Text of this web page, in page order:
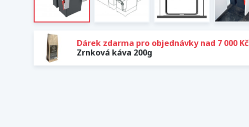
Dárek zdarma pro objednávky nad 7 000 Kč
Zrnková káva 200g